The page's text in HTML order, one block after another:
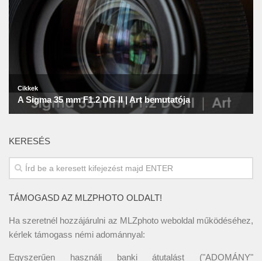
KERESÉS
TÁMOGASD AZ MLZPHOTO OLDALT!
Ha szeretnél hozzájárulni az MLZphoto weboldal működéséhez,
kérlek támogass némi adománnyal:
Egyszerűen használj banki átutalást ("ADOMÁNY"